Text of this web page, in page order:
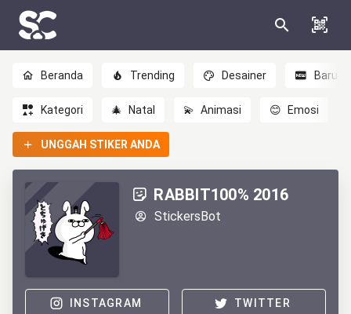
Beranda Trending Desainer Baru
Kategori 🎄 Natal 💫 Animasi 😊 Emosi
UNGGAH STIKER ANDA
RABBIT100% 2016
StickersBot
INSTAGRAM TWITTER